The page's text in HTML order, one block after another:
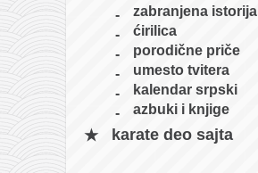
timbei rochin
tsunami dojo
program
snimci nastupa
galerija kluba
zabranjena istorija
ćirilica
porodične priče
umesto tvitera
kalendar srpski
azbuki i knjige
karate deo sajta